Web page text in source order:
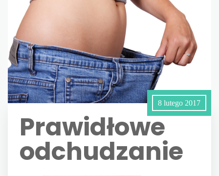
8 lutego 2017
Prawidłowe
odchudzanie